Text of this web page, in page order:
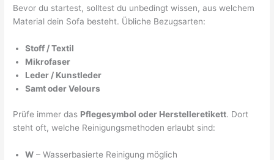
Bevor du startest, solltest du unbedingt wissen, aus welchem
Material dein Sofa besteht. Übliche Bezugsarten:
Stoff / Textil
Mikrofaser
Leder / Kunstleder
Samt oder Velours
Prüfe immer das Pflegesymbol oder Herstelleretikett. Dort
steht oft, welche Reinigungsmethoden erlaubt sind:
W – Wasserbasierte Reinigung möglich